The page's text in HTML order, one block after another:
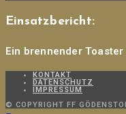
Einsatzbericht:
Ein brennender
KONTAKT
DATENSCHUTZ
IMPRESSUM
© COPYRIGHT FF